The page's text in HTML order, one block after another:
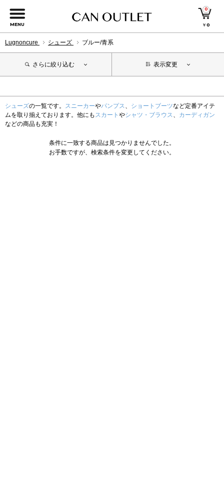
MENU
0
￥0
Lugnoncure シューズ ブルー/青系
さらに絞り込む 表示変更
シューズの一覧です。 スニーカーやパンプス、 ショートブーツなど定番アイテ
ムを取り揃えております。他にも スカート やシャツ・ブラウス、 カーディガン
などの商品も充実！
条件に一致する商品は見つかりませんでした。
お手数ですが、検索条件を変更してください。